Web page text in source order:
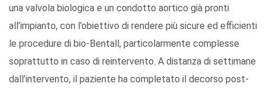
una valvola biologica e un condotto aortico già pronti
all’impianto, con l’obiettivo di rendere più sicure ed efficienti
le procedure di bio-Bentall, particolarmente complesse
soprattutto in caso di reintervento. A distanza di settimane
dall’intervento, il paziente ha completato il decorso post-